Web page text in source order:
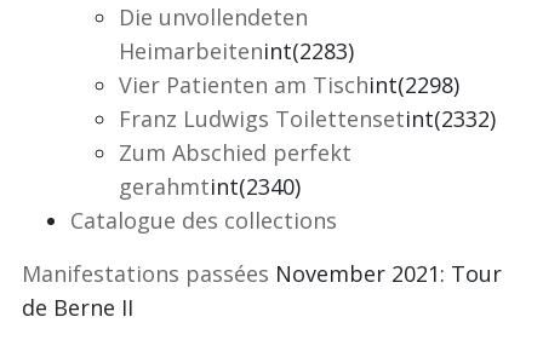
Die unvollendeten
Heimarbeitenint(2283)
Vier Patienten am Tischint(2298)
Franz Ludwigs Toilettensetint(2332)
Zum Abschied perfekt
gerahmtint(2340)
Catalogue des collections
Manifestations passées November 2021: Tour
de Berne II